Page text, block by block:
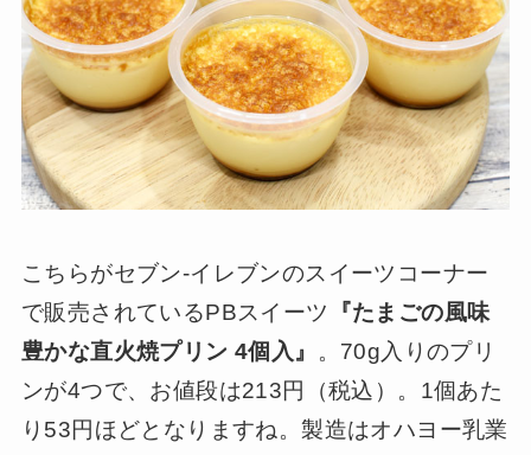
こちらがセブン-イレブンのスイーツコーナー
で販売されているPBスイーツ
『たまごの風味
豊かな直火焼プリン 4個入』
。70g入りのプリ
ンが4つで、お値段は213円（税込）。1個あた
り53円ほどとなりますね。製造はオハヨー乳業